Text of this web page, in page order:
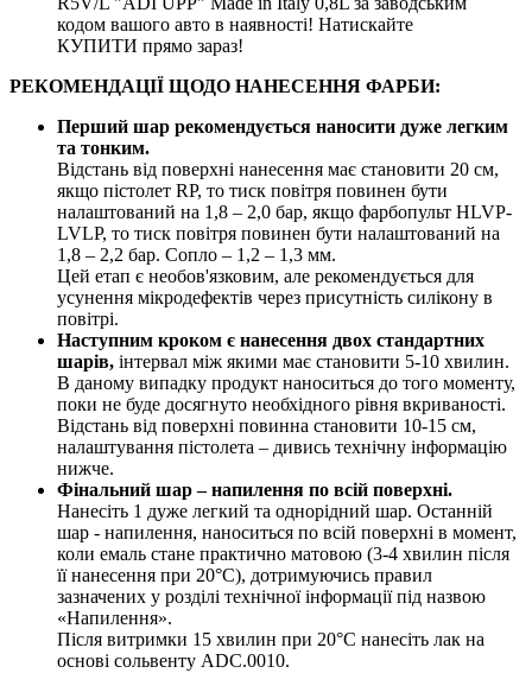
кодом вашого авто в наявності! Натискайте
КУПИТИ прямо зараз!
РЕКОМЕНДАЦІЇ ЩОДО НАНЕСЕННЯ ФАРБИ:
Перший шар рекомендується наносити дуже легким
та тонким.
Відстань від поверхні нанесення має становити 20 см,
якщо пістолет RP, то тиск повітря повинен бути
налаштований на 1,8 – 2,0 бар, якщо фарбопульт HLVP-
LVLP, то тиск повітря повинен бути налаштований на
1,8 – 2,2 бар. Сопло – 1,2 – 1,3 мм.
Цей етап є необов'язковим, але рекомендується для
усунення мікродефектів через присутність силікону в
повітрі.
Наступним кроком є нанесення двох стандартних
шарів, інтервал між якими має становити 5-10 хвилин.
В даному випадку продукт наноситься до того моменту,
поки не буде досягнуто необхідного рівня вкриваності.
Відстань від поверхні повинна становити 10-15 см,
налаштування пістолета – дивись технічну інформацію
нижче.
Фінальний шар – напилення по всій поверхні.
Нанесіть 1 дуже легкий та однорідний шар. Останній
шар - напилення, наноситься по всій поверхні в момент,
коли емаль стане практично матовою (3-4 хвилин після
її нанесення при 20°C), дотримуючись правил
зазначених у розділі технічної інформації під назвою
«Напилення».
Після витримки 15 хвилин при 20°C нанесіть лак на
основі сольвенту ADC.0010.